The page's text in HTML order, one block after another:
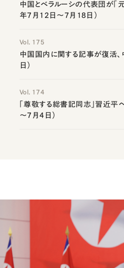
中国とベラルーシの代表団が
年7月12日～7月18日）
Vol. 175
中国国内に関する記事が復活
日）
Vol. 174
「尊敬する総書記同志」習近
～7月4日）